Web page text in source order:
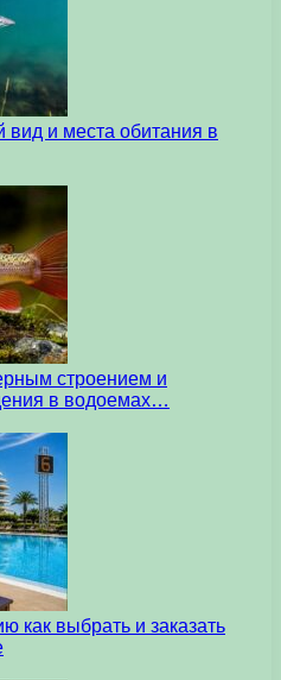
и места обитания в
строением и
в водоемах…
как выбрать и заказать